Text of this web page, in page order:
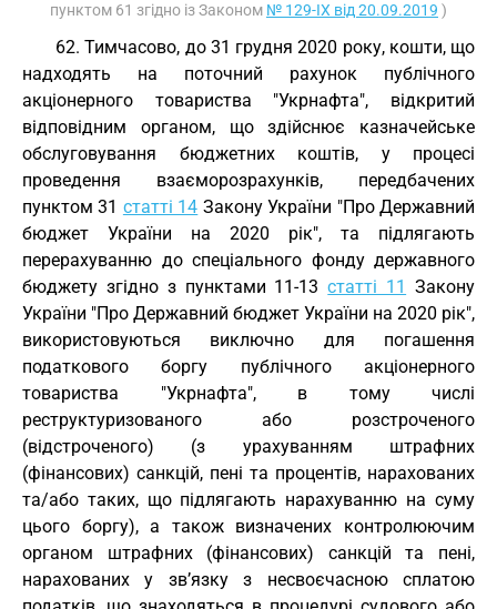
пунктом 61 згідно із Законом № 129-IX від 20.09.2019 )
62. Тимчасово, до 31 грудня 2020 року, кошти, що
надходять на поточний рахунок публічного
акціонерного товариства "Укрнафта", відкритий
відповідним органом, що здійснює казначейське
обслуговування бюджетних коштів, у процесі
проведення взаєморозрахунків, передбачених
пунктом 31 статті 14 Закону України "Про Державний
бюджет України на 2020 рік", та підлягають
перерахуванню до спеціального фонду державного
бюджету згідно з пунктами 11-13статті 11 Закону
України "Про Державний бюджет України на 2020 рік",
використовуються виключно для погашення
податкового боргу публічного акціонерного
товариства "Укрнафта", в тому числі
реструктуризованого або розстроченого
(відстроченого) (з урахуванням штрафних
(фінансових) санкцій, пені та процентів, нарахованих
та/або таких, що підлягають нарахуванню на суму
цього боргу), а також визначених контролюючим
органом штрафних (фінансових) санкцій та пені,
нарахованих у зв’язку з несвоєчасною сплатою